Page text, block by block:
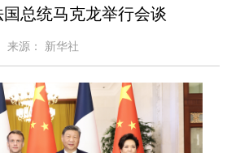
总统马克龙举行会谈
来源： 新华社